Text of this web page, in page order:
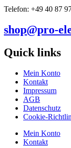
Telefon: +49 40 87
shop@pro-
Quick links
Mein Konto
Kontakt
Impressum
AGB
Datenschutz
Cookie-
Mein Konto
Kontakt